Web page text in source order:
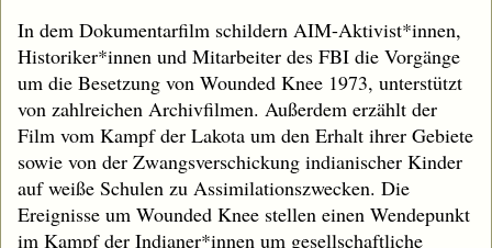
In dem Dokumentarfilm schildern AIM-Aktivist*innen,
Historiker*innen und Mitarbeiter des FBI die Vorgänge
um die Besetzung von Wounded Knee 1973, unterstützt
von zahlreichen Archivfilmen. Außerdem erzählt der
Film vom Kampf der Lakota um den Erhalt ihrer Gebiete
sowie von der Zwangsverschickung indianischer Kinder
auf weiße Schulen zu Assimilationszwecken. Die
Ereignisse um Wounded Knee stellen einen Wendepunkt
im Kampf der Indianer*innen um gesellschaftliche